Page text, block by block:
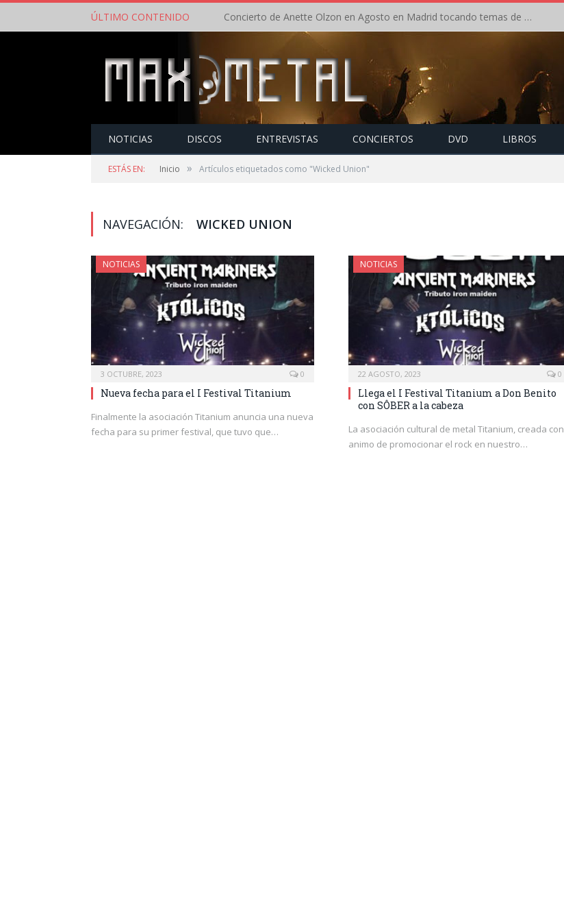
ÚLTIMO CONTENIDO Concierto de Anette Olzon en Agosto en Madrid tocando temas de Nightwish
NOTICIAS DISCOS ENTREVISTAS CONCIERTOS DVD LIBROS
ESTÁS EN: Inicio » Artículos etiquetados como "Wicked Union"
NAVEGACIÓN: WICKED UNION
NOTICIAS
3 OCTUBRE, 2023 0
Nueva fecha para el I Festival Titanium
Finalmente la asociación Titanium anuncia una nueva
fecha para su primer festival, que tuvo que…
NOTICIAS
22 AGOSTO, 2023 0
Llega el I Festival Titanium a Don Benito
con SÔBER a la cabeza
La asociación cultural de metal Titanium, creada con
animo de promocionar el rock en nuestro…